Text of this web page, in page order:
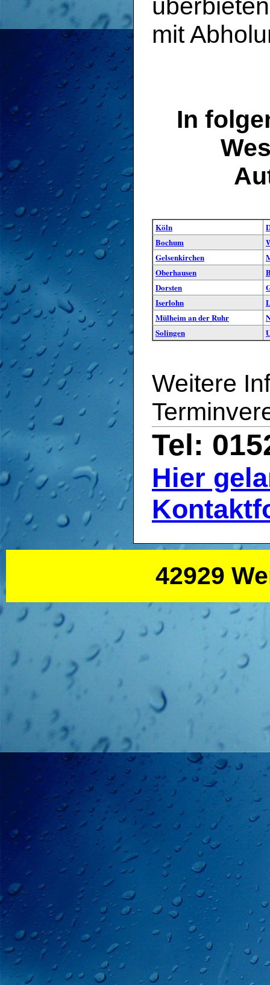
mit
In
Köln
Bochum
Gelsenkirchen
Oberhausen
Dorsten
Iserlohn
Mülheim an der Ruhr
Solingen
Weitere
Tel:
Hier
42929